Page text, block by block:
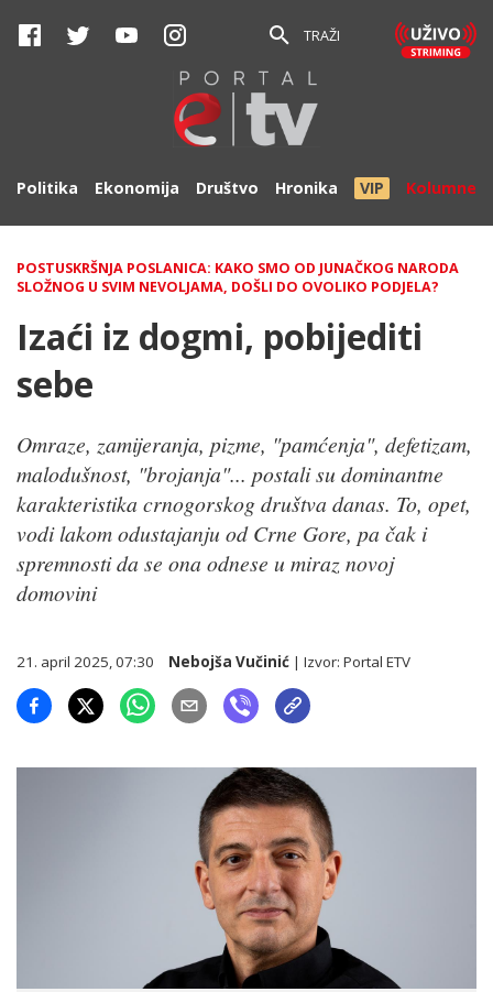
TRAŽI
Politika Ekonomija Društvo Hronika VIP Kolumne
POSTUSKRŠNJA POSLANICA: KAKO SMO OD JUNAČKOG NARODA
SLOŽNOG U SVIM NEVOLJAMA, DOŠLI DO OVOLIKO PODJELA?
Izaći iz dogmi, pobijediti
sebe
Omraze, zamijeranja, pizme, "pamćenja", defetizam,
malodušnost, "brojanja"... postali su dominantne
karakteristika crnogorskog društva danas. To, opet,
vodi lakom odustajanju od Crne Gore, pa čak i
spremnosti da se ona odnese u miraz novoj
domovini
21. april 2025, 07:30 Nebojša Vučinić | Izvor:Portal ETV